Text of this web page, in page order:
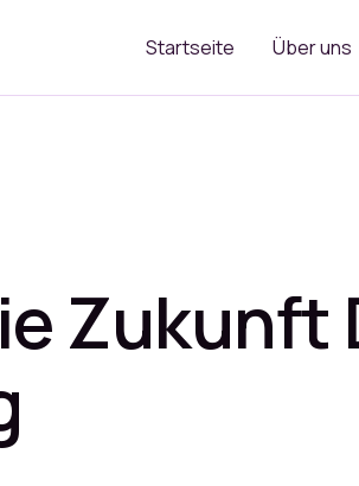
Startseite Über uns
Zukunft